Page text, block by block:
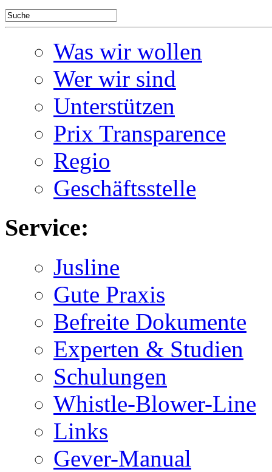
Was wir wollen
Wer wir sind
Unterstützen
Prix Transparence
Regio
Geschäftsstelle
Service:
Jusline
Gute Praxis
Befreite Dokumente
Experten & Studien
Schulungen
Whistle-Blower-Line
Links
Gever-Manual